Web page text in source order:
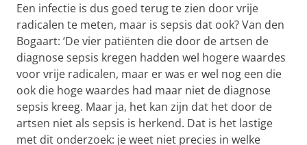
Een infectie is dus goed terug te zien door vrije
radicalen te meten, maar is sepsis dat ook? Van den
Bogaart: ‘De vier patiënten die door de artsen de
diagnose sepsis kregen hadden wel hogere waardes
voor vrije radicalen, maar er was er wel nog een die
ook die hoge waardes had maar niet de diagnose
sepsis kreeg. Maar ja, het kan zijn dat het door de
artsen niet als sepsis is herkend. Dat is het lastige
met dit onderzoek: je weet niet precies in welke